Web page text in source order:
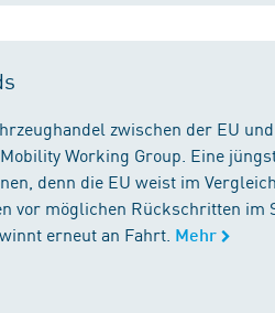
zwischen der EU
Working Group. Eine
denn die EU weist im
vor möglichen Rückschritten im
erneut an Fahrt. Mehr